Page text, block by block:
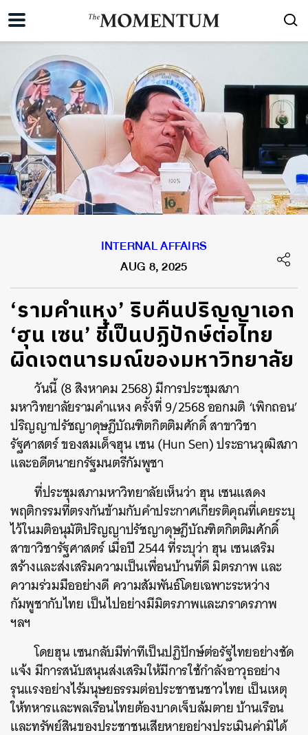
INTERNAL AFFAIRS
AUG 8, 2025
‘รามคำแหง’ ริบคืนปริญญาเอก
‘ฮุน เซน’ ชี้เป็นปฏิปักษ์ต่อไทย
ผิดเจตนารมณ์ของมหาวิทยาลัย
วันนี้ (8 สิงหาคม 2568) มีการประชุมสภา
มหาวิทยาลัยรามคำแหง ครั้งที่ 9/2568 ออกมติ ‘เพิกถอน’
ปริญญาปรัชญาดุษฎีบัณฑิตกิตติมศักดิ์ สาขาวิชา
รัฐศาสตร์ ของสมเด็จฮุน เซน (Hun Sen) ประธานวุฒิสภา
และอดีตนายกรัฐมนตรีกัมพูชา
ที่ประชุมสภามหาวิทยาลัยเห็นว่า ฮุน เซนแสดง
พฤติกรรมที่ตรงกันข้ามกับคำประกาศเกียรติคุณที่เคยระบุ
ไว้ในมติอนุมัติปริญญาปรัชญาดุษฎีบัณฑิตกิตติมศักดิ์
สาขาวิชารัฐศาสตร์ เมื่อปี 2544 ที่ระบุว่า ฮุน เซนเสริม
สร้างและส่งเสริมความเป็นเพื่อนบ้านที่ดี มิตรภาพ และ
ความร่วมมืออย่างดี ความสัมพันธ์โดยเฉพาะระหว่าง
กัมพูชากับไทย เป็นไปอย่างมีมิตรภาพและภราดรภาพ
ฯลฯ
โดยฮุน เซนกลับมีท่าทีเป็นปฏิปักษ์ต่อรัฐไทยอย่างชัด
แจ้ง มีการสนับสนุนส่งเสริมให้มีการใช้กำลังอาวุธอย่าง
รุนแรงอย่างไร้มนุษยธรรมต่อประชาชนชาวไทย เป็นเหตุ
ให้ทหารและพลเรือนไทยต้องบาดเจ็บล้มตาย บ้านเรือน
และทรัพย์สินของประชาชนเสียหายอย่างประเมินค่ามิได้